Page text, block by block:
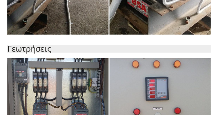
Γεωτρήσεις